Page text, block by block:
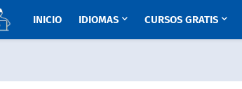
INICIO IDIOMAS CURSOS GRATIS